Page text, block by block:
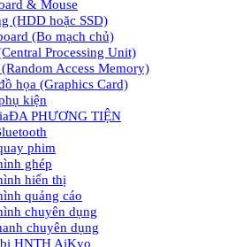
& Mouse
(HDD hoặc SSD)
(Bo mạch chủ)
Processing Unit)
Access Memory)
họa (Graphics Card)
kiện
ĐA PHƯƠNG TIỆN
phim
ghép
hiển thị
quảng cáo
chuyên dụng
chuyên dụng
HNTH AiKyo